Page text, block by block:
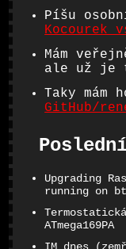
Píšu
Kocourek
Mám
ale už je
Taky mám
GitHub/
Upgrading
running on
ATmega169PA